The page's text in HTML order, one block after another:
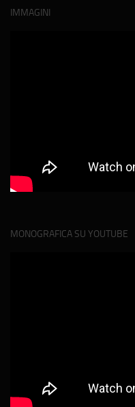
IMMAGINI
MONOGRAFICA SU YOUTUBE